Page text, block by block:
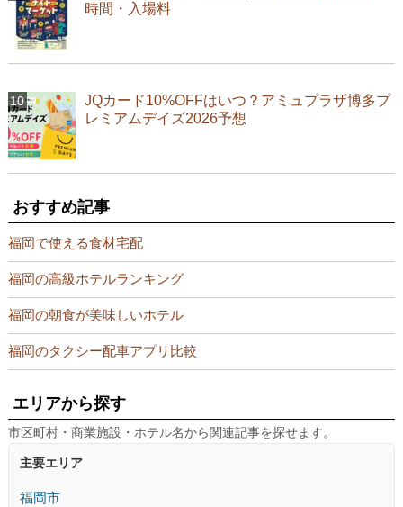
時間・入場料
JQカード10%OFFはいつ？アミュプラザ博多プ
レミアムデイズ2026予想
おすすめ記事
福岡で使える食材宅配
福岡の高級ホテルランキング
福岡の朝食が美味しいホテル
福岡のタクシー配車アプリ比較
エリアから探す
市区町村・商業施設・ホテル名から関連記事を探せます。
主要エリア
福岡市